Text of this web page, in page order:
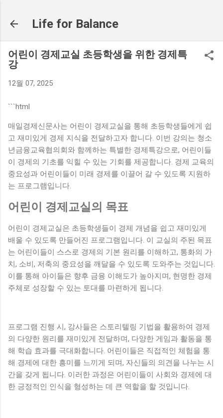
Life for Balance
어린이 경제교실 초등학생을 위한 경제특
강
12월 07, 2025
```html
매일경제신문사는 어린이 경제교실을 통해 초등학생들에게 쉽
고 재미있게 경제 지식을 전달하고자 합니다. 이번 강의는 청소
년금융교육협의회와 함께하는 특별한 경제특강으로, 어린이들
이 경제의 기초를 익힐 수 있는 기회를 제공합니다. 경제 교육의
중요성과 어린이들이 미래 경제를 이끌어 갈 수 있도록 지원하
는 프로그램입니다.
어린이 경제교실의 목표
어린이 경제교실은 초등학생들이 경제 개념을 쉽고 재미있게
배울 수 있도록 만들어진 프로그램입니다. 이 교실의 주된 목표
는 어린이들이 스스로 경제의 기본 원리를 이해하고, 통화의 가
치, 소비, 저축의 중요성을 깨달을 수 있도록 도와주는 것입니다.
이를 통해 아이들은 향후 금융 이해도가 높아지며, 현명한 경제
주체로 성장할 수 있는 토대를 마련하게 됩니다.
프로그램 진행 시, 강사들은 스토리텔링 기법을 활용하여 경제
의 다양한 원리를 재미있게 전달하며, 다양한 게임과 활동을 통
해 학습 효과를 극대화합니다. 어린이들은 직접적인 체험을 통
해 경제에 대한 흥미를 느끼게 되며, 자신들의 의견을 나누는 시
간을 갖게 됩니다. 이러한 과정은 어린이들이 사회와 경제에 대
한 긍정적인 인식을 형성하는 데 큰 역할을 할 것입니다.